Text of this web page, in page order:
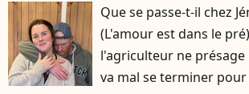
Que se passe-t-il chez
(L'amour est dans le
l'agriculteur ne présage
va mal se terminer